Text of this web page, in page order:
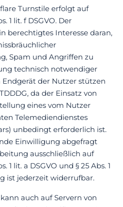
Turnstile erfolgt auf
1 lit. f DSGVO. Der
berechtigtes Interesse daran,
Spam und Angriffen zu
technisch notwendiger
der Nutzer stützen
da der Einsatz von
eines vom Nutzer
Telemediendienstes
unbedingt erforderlich ist.
Einwilligung abgefragt
ausschließlich auf
1 lit. a DSGVO und § 25 Abs. 1
ist jederzeit widerrufbar.
auch auf Servern von